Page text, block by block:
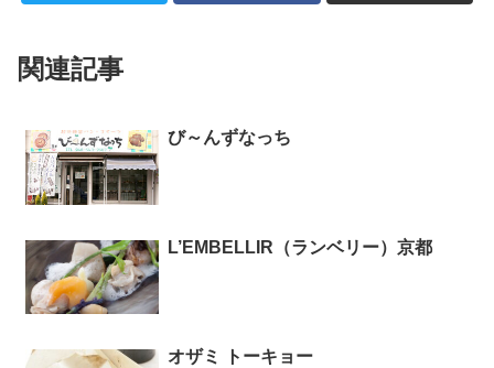
関連記事
び～んずなっち
L’EMBELLIR（ランベリー）京都
オザミ トーキョー